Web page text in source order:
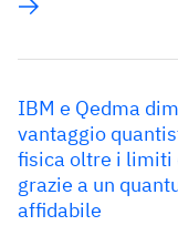
IBM e Qedma
vantaggio
fisica oltre i limiti
grazie a un
affidabile